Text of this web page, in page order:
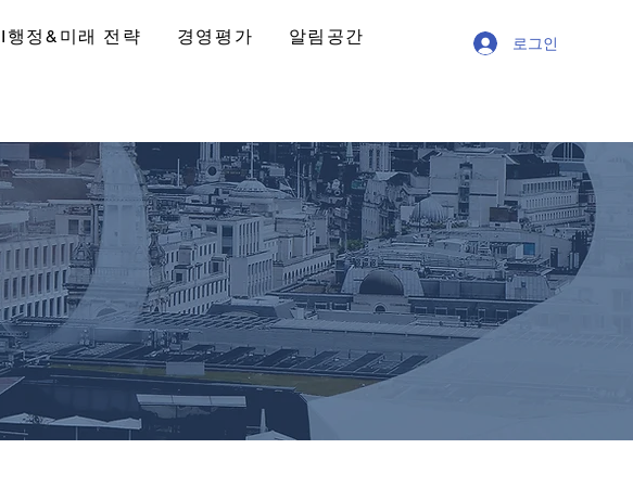
행정&미래 전략 경영평가 알림공간 로그인